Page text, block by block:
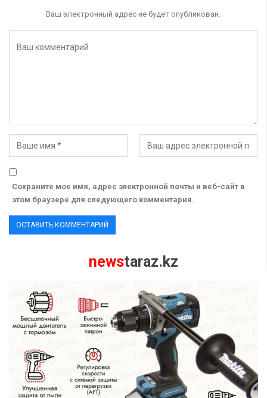
Ваш электронный адрес не будет опубликован.
Сохраните мое имя, адрес электронной почты и веб-сайт в
этом браузере для следующего комментария.
newstaraz.kz